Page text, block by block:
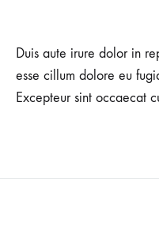
Duis aute irure dolor in
esse cillum dolore eu
Excepteur sint occaecat